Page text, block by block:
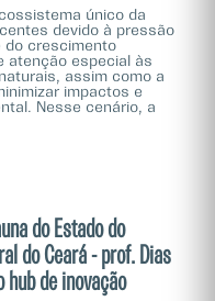
único da
devido à pressão
do crescimento
atenção especial às
assim como a
impactos e
Nesse cenário, a
do Estado do
do Ceará - prof. Dias
hub de inovação